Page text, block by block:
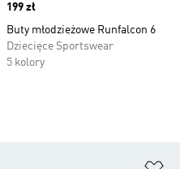
Price
199 zł
Buty młodzieżowe Runfalcon 6
Dziecięce Sportswear
5 kolory